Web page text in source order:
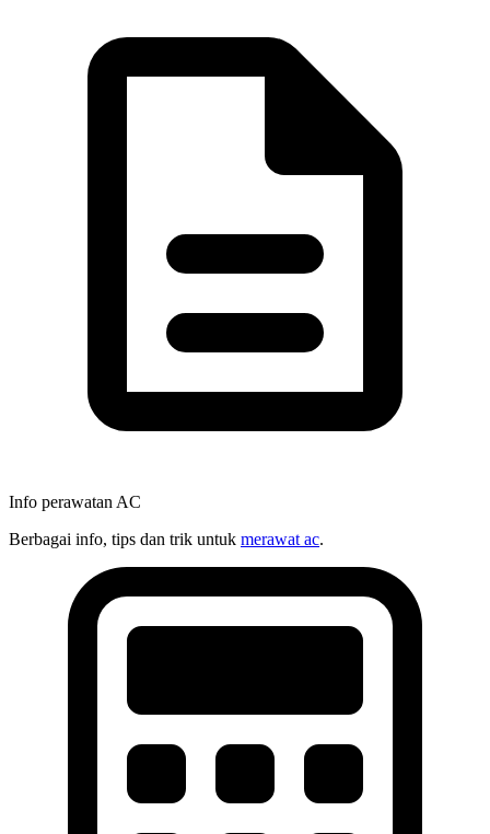
Info perawatan AC
Berbagai info, tips dan trik untuk merawat ac.